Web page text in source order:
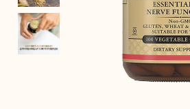
Женское здоровье
Забота о сердце
Защита зрения
МИРОВОЕ ПРОИЗВОДСТВО
ФИЛОСОФИЯ КОМПАНИИ
СТАТЬИ
ВОПРОСЫ